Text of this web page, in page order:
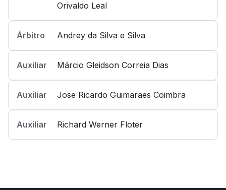
Orivaldo Leal
Árbitro Andrey da Silva e Silva
Auxiliar Márcio Gleidson Correia Dias
Auxiliar Jose Ricardo Guimaraes Coimbra
Auxiliar Richard Werner Floter